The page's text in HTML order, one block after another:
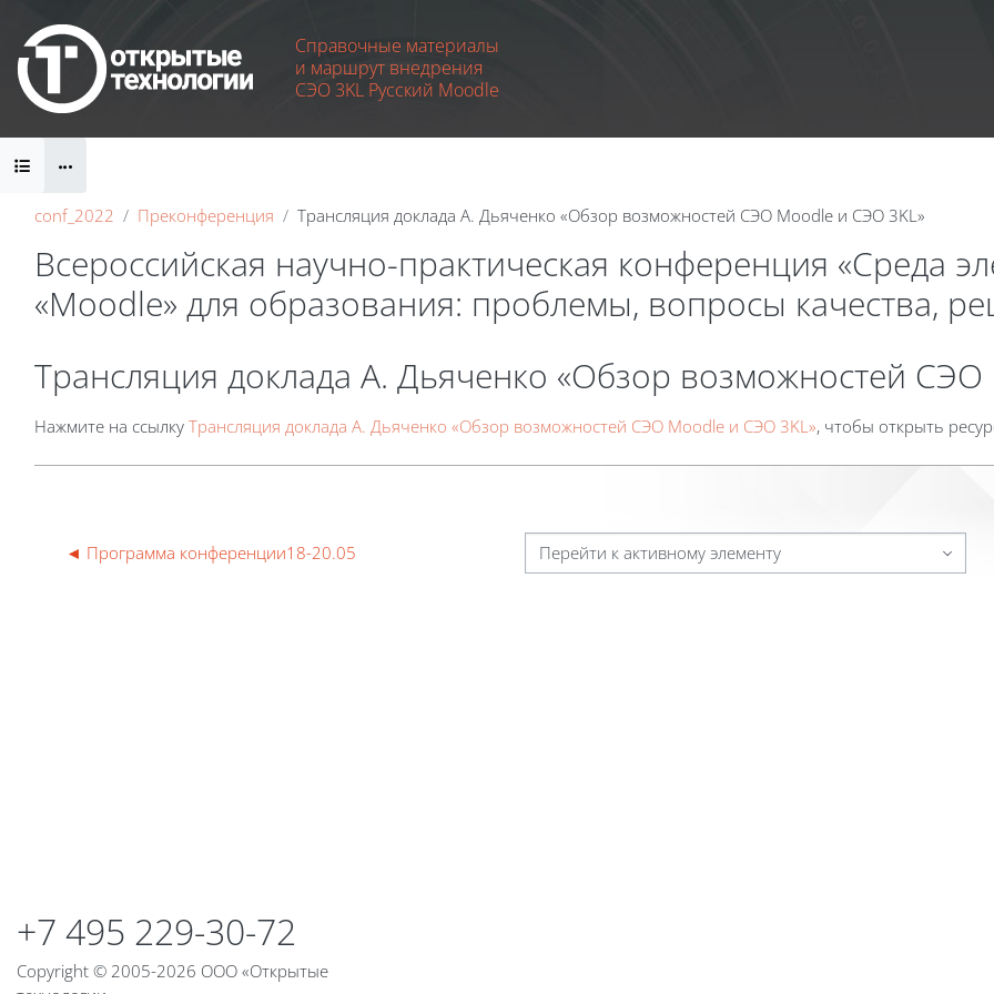
Справочные материалы
и маршрут внедрения
СЭО 3KL Русский Moodle
Блоки
conf_2022 Преконференция Трансляция доклада А. Дьяченко «Обзор возможностей СЭО Moodle и СЭО 3KL»
Всероссийская научно-практическая конференция «Среда
«Moodle» для образования: проблемы, вопросы качества,
Блоки
Трансляция доклада А. Дьяченко «Обзор возможностей
Требуемые условия завершения
Нажмите на ссылку Трансляция доклада А. Дьяченко «Обзор возможностей СЭО Moodle и СЭО 3KL», чтобы открыть
◄ Программа конференции18-20.05 Перейти к активному элементу
+7 495 229-30-72
Copyright © 2005-2026 ООО «Открытые